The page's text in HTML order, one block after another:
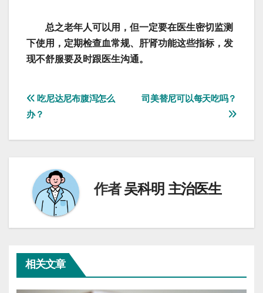
总之老年人可以用，但一定要在医生密切监测
下使用，定期检查血常规、肝肾功能这些指标，发
现不舒服要及时跟医生沟通。
文
章
航
司美替尼可以每天吃吗？
吃尼达尼布腹泻怎么
办？
作者吴科明 主治医生
相关文章